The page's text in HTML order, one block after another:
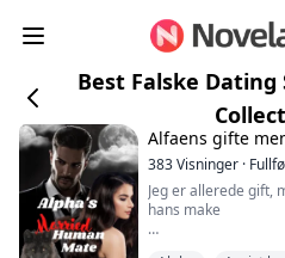
Best Falske
Alfaens gifte
383Visninger ·
Jeg er allerede gift,
hans make